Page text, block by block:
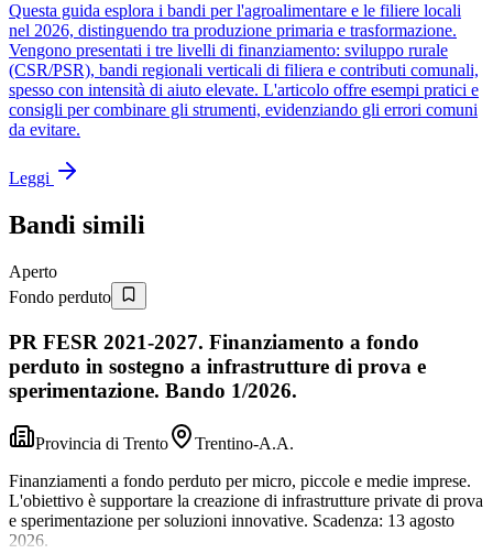
Questa guida esplora i bandi per l'agroalimentare e le filiere locali
nel 2026, distinguendo tra produzione primaria e trasformazione.
Vengono presentati i tre livelli di finanziamento: sviluppo rurale
(CSR/PSR), bandi regionali verticali di filiera e contributi comunali,
spesso con intensità di aiuto elevate. L'articolo offre esempi pratici e
consigli per combinare gli strumenti, evidenziando gli errori comuni
da evitare.
Leggi
Bandi simili
Aperto
Fondo perduto
PR FESR 2021-2027. Finanziamento a fondo
perduto in sostegno a infrastrutture di prova e
sperimentazione. Bando 1/2026.
Provincia di Trento
Trentino-A.A.
Finanziamenti a fondo perduto per micro, piccole e medie imprese.
L'obiettivo è supportare la creazione di infrastrutture private di prova
e sperimentazione per soluzioni innovative. Scadenza: 13 agosto
2026.